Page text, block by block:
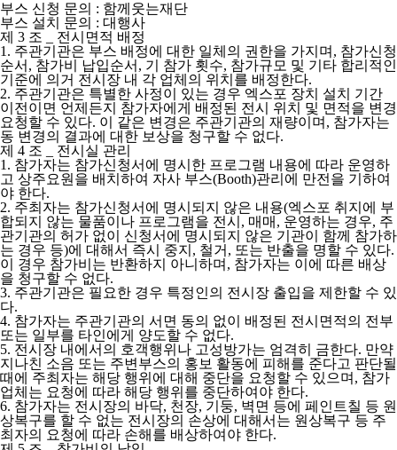
부스 신청 문의 : 함께웃는재단
부스 설치 문의 : 대행사
제 3 조 _ 전시면적 배정
1. 주관기관은 부스 배정에 대한 일체의 권한을 가지며, 참가신청
순서, 참가비 납입순서, 기 참가 횟수, 참가규모 및 기타 합리적인
기준에 의거 전시장 내 각 업체의 위치를 배정한다.
2. 주관기관은 특별한 사정이 있는 경우 엑스포 장치 설치 기간
이전이면 언제든지 참가자에게 배정된 전시 위치 및 면적을 변경
요청할 수 있다. 이 같은 변경은 주관기관의 재량이며, 참가자는
동 변경의 결과에 대한 보상을 청구할 수 없다.
제 4 조 _ 전시실 관리
1. 참가자는 참가신청서에 명시한 프로그램 내용에 따라 운영하
고 상주요원을 배치하여 자사 부스(Booth)관리에 만전을 기하여
야 한다.
2. 주최자는 참가신청서에 명시되지 않은 내용(엑스포 취지에 부
합되지 않는 물품이나 프로그램을 전시, 매매, 운영하는 경우, 주
관기관의 허가 없이 신청서에 명시되지 않은 기관이 함께 참가하
는 경우 등)에 대해서 즉시 중지, 철거, 또는 반출을 명할 수 있다.
이 경우 참가비는 반환하지 아니하며, 참가자는 이에 따른 배상
을 청구할 수 없다.
3. 주관기관은 필요한 경우 특정인의 전시장 출입을 제한할 수 있
다.
4. 참가자는 주관기관의 서면 동의 없이 배정된 전시면적의 전부
또는 일부를 타인에게 양도할 수 없다.
5. 전시장 내에서의 호객행위나 고성방가는 엄격히 금한다. 만약
지나친 소음 또는 주변부스의 홍보 활동에 피해를 준다고 판단될
때에 주최자는 해당 행위에 대해 중단을 요청할 수 있으며, 참가
업체는 요청에 따라 해당 행위를 중단하여야 한다.
6. 참가자는 전시장의 바닥, 천장, 기둥, 벽면 등에 페인트칠 등 원
상복구를 할 수 없는 전시장의 손상에 대해서는 원상복구 등 주
최자의 요청에 따라 손해를 배상하여야 한다.